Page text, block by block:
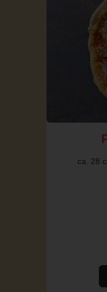
ca. 28